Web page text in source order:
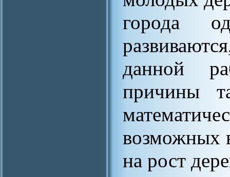
города
данной
причины
возможных
на рост